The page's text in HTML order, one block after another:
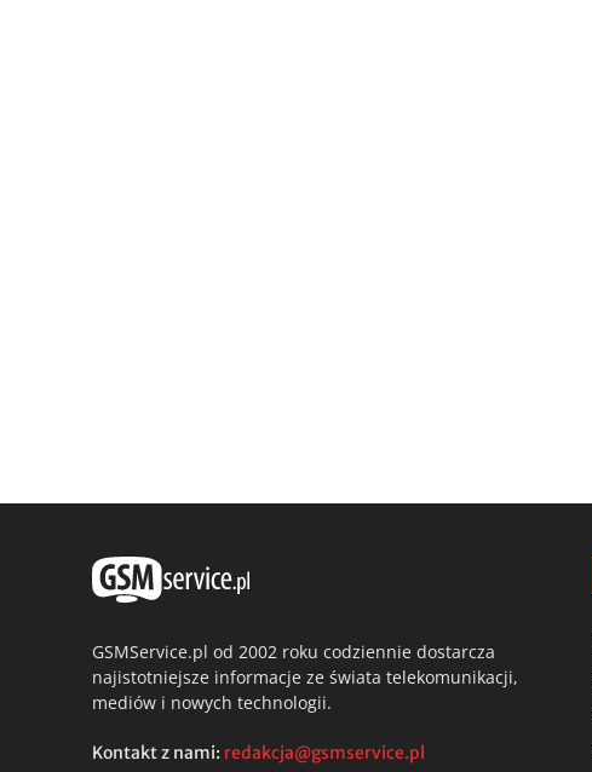
GSMService.pl od 2002 roku codziennie dostarcza
najistotniejsze informacje ze świata telekomunikacji,
mediów i nowych technologii.
Kontakt z nami: redakcja@gsmservice.pl